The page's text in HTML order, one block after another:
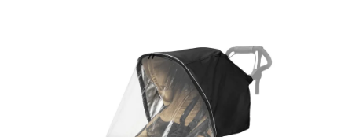
AUTOPOTAHY ŠITÉ NA MÍRU